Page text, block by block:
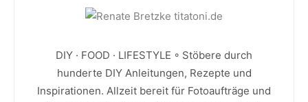
DIY · FOOD · LIFESTYLE ◦ Stöbere durch
hunderte DIY Anleitungen, Rezepte und
Inspirationen. Allzeit bereit für Fotoaufträge und